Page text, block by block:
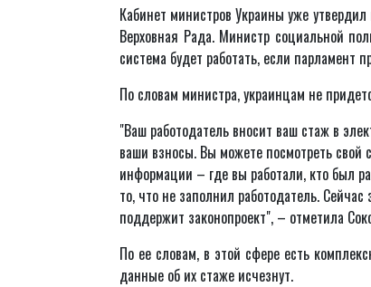
Кабинет министров Украины уже
Верховная Рада. Министр социальной
система будет работать, если парламент
По словам министра, украинцам не
"Ваш работодатель вносит ваш стаж в
ваши взносы. Вы можете посмотреть свой
информации – где вы работали, кто был
то, что не заполнил работодатель.
поддержит законопроект", – отметила
По ее словам, в этой сфере есть
данные об их стаже исчезнут.